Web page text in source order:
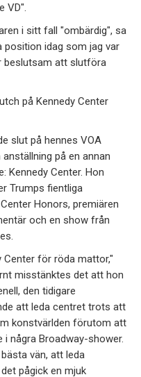
VD".
i sitt fall "ombärdig", sa
position idag som jag var
beslutsam att slutföra
på Kennedy Center
slut på hennes VOA
på en annan
Kennedy Center. Hon
Trumps fientliga
Honors, premiären
och en show från
Center för röda mattor,"
misstänktes det att hon
den tidigare
att leda centret trots att
konstvärlden förutom att
några Broadway-shower.
vän, att leda
pågick en mjuk